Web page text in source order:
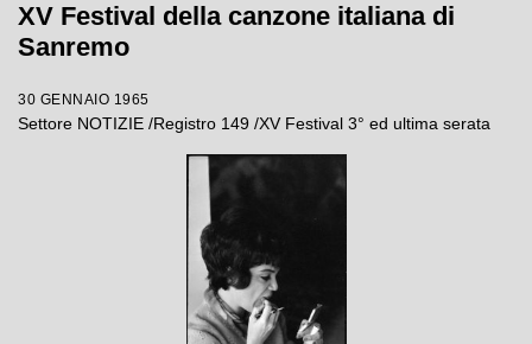
XV Festival della canzone italiana di
Sanremo
30 GENNAIO 1965
Settore NOTIZIE /Registro 149 /XV Festival 3° ed ultima serata